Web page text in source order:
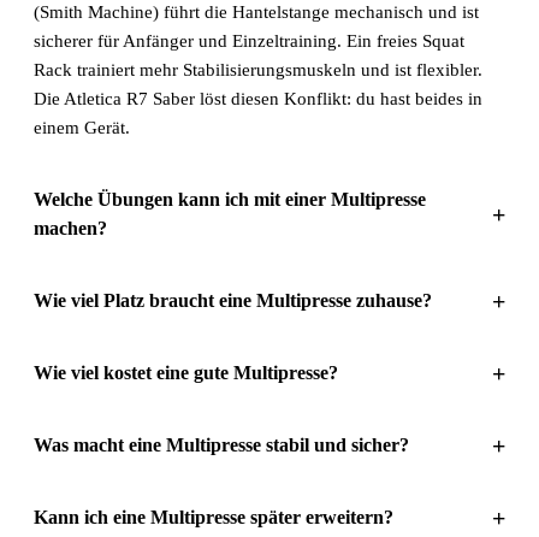
(Smith Machine) führt die Hantelstange mechanisch und ist
sicherer für Anfänger und Einzeltraining. Ein freies Squat
Rack trainiert mehr Stabilisierungsmuskeln und ist flexibler.
Die Atletica R7 Saber löst diesen Konflikt: du hast beides in
einem Gerät.
Welche Übungen kann ich mit einer Multipresse
machen?
+
Wie viel Platz braucht eine Multipresse zuhause? +
Wie viel kostet eine gute Multipresse? +
Was macht eine Multipresse stabil und sicher? +
Kann ich eine Multipresse später erweitern? +